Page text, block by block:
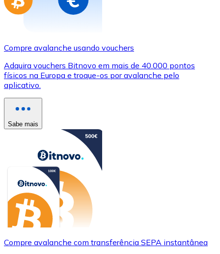
Compre avalanche usando vouchers
Adquira vouchers Bitnovo em mais de 40.000 pontos
físicos na Europa e troque-os por avalanche pelo
aplicativo.
Sabe mais
Compre avalanche com transferência SEPA instantânea